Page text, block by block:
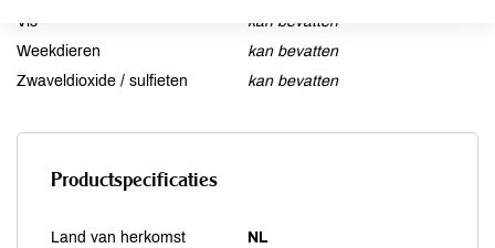
Vis
kan bevatten
Weekdieren
kan bevatten
Zwaveldioxide / sulfieten
kan bevatten
Productspecificaties
Land van herkomst NL